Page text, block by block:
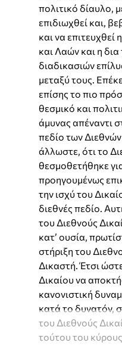
πολιτικό δίαυλο,
επιδιωχθεί και,
και να
και Λαών και η
διαδικασιών
μεταξύ τους.
επίσης το πιο
θεσμικό και
άμυνας απέναντι
πεδίο των
άλλωστε, ότι το
θεσμοθετήθηκε
προηγουμένως
την ισχύ του
διεθνές πεδίο.
του Διεθνούς
κατ’ ουσία,
στήριξη του
Δικαστή. Έτσι
Δικαίου να
κανονιστική
κατά το δυνατόν,
του Διεθνούς
τούτου του